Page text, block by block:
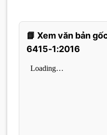
📘 Xem văn bản
6415-1:2016